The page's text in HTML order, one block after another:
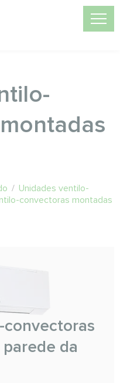
/ Unidades ventilo-
convectoras montadas
da